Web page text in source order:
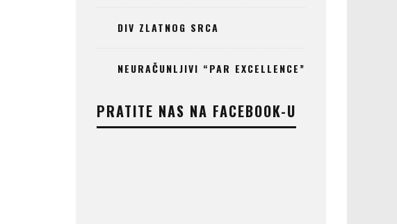
DIV ZLATNOG SRCA
NEURAČUNLJIVI “PAR EXCELLENCE”
PRATITE NAS NA FACEBOOK-U